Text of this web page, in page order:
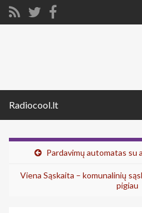
Radiocool.lt
Pardavimų automatas su
Viena Sąskaita – komunalinių
pigiau